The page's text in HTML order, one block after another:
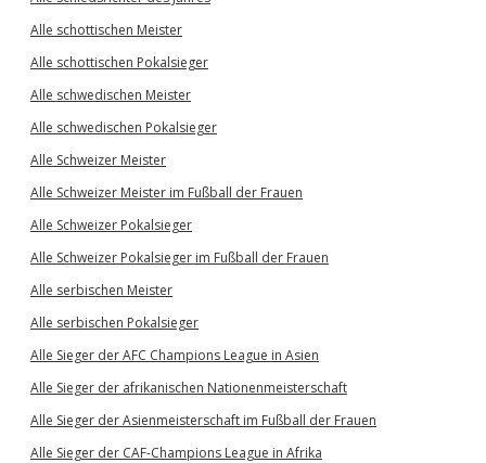
Alle schottischen Meister
Alle schottischen Pokalsieger
Alle schwedischen Meister
Alle schwedischen Pokalsieger
Alle Schweizer Meister
Alle Schweizer Meister im Fußball der Frauen
Alle Schweizer Pokalsieger
Alle Schweizer Pokalsieger im Fußball der Frauen
Alle serbischen Meister
Alle serbischen Pokalsieger
Alle Sieger der AFC Champions League in Asien
Alle Sieger der afrikanischen Nationenmeisterschaft
Alle Sieger der Asienmeisterschaft im Fußball der Frauen
Alle Sieger der CAF-Champions League in Afrika